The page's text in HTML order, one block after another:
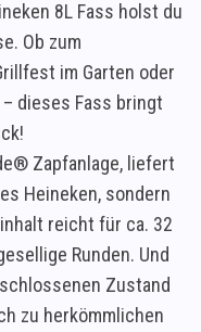
8L Fass holst du
Ob zum
im Garten oder
dieses Fass bringt
Zapfanlage, liefert
Heineken, sondern
reicht für ca. 32
Runden. Und
Zustand
zu herkömmlichen